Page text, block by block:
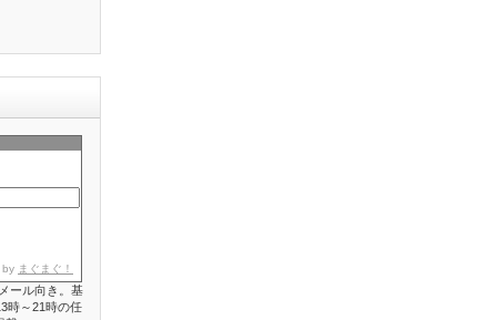
by まぐまぐ！
ール向き。基
時～21時の任